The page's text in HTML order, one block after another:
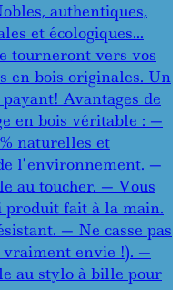
authentiques,
et écologiques…
tourneront vers vos
en bois originales. Un
Avantages de
en bois véritable : —
naturelles et
l’environnement. —
au toucher. — Vous
produit fait à la main.
— Ne casse pas
vraiment envie !). —
au stylo à bille pour